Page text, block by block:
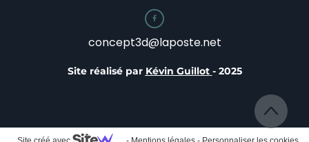

concept3d@laposte.net
Site réalisé par Kévin Guillot - 2025